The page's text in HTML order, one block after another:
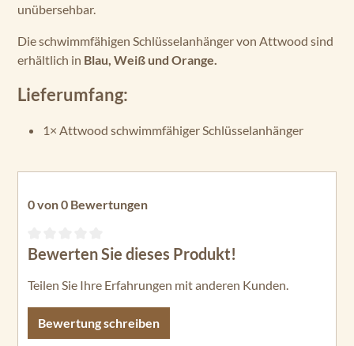
unübersehbar.
Die schwimmfähigen Schlüsselanhänger von Attwood sind
erhältlich in Blau, Weiß und Orange.
Lieferumfang:
1× Attwood schwimmfähiger Schlüsselanhänger
0 von 0 Bewertungen
Durchschnittliche Bewertung von 0 von 5 Sternen
Bewerten Sie dieses Produkt!
Teilen Sie Ihre Erfahrungen mit anderen Kunden.
Bewertung schreiben